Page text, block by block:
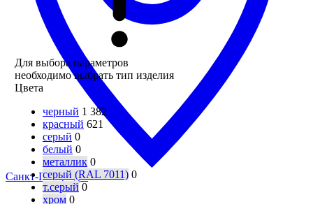
Санкт-Петербург
Для выбора параметров
необходимо выбрать тип изделия
Цвета
черный 1 382
красный 621
серый 0
белый 0
металлик 0
серый (RAL 7011) 0
т.серый 0
хром 0